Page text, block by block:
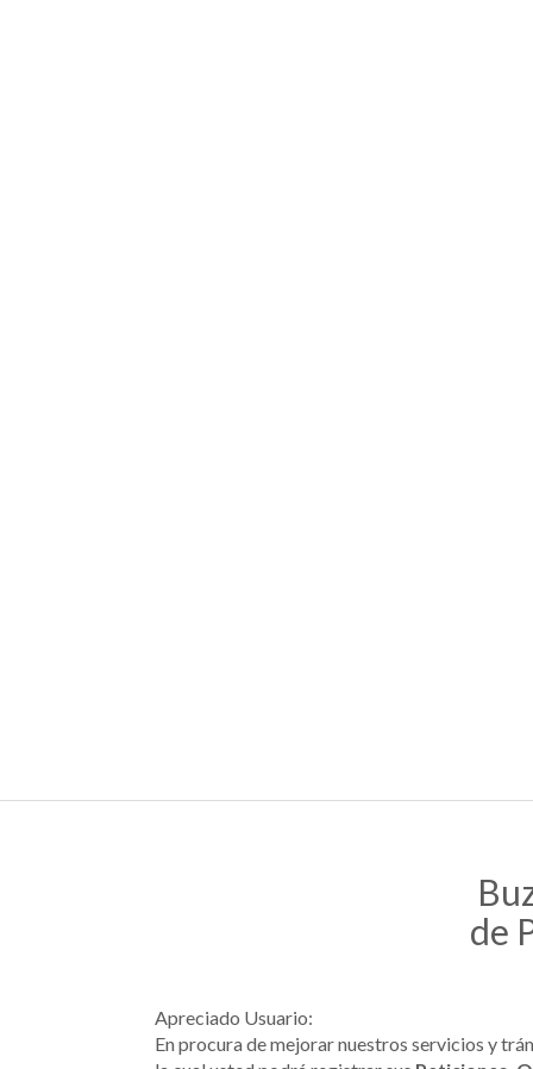
de
Apreciado Usuario:
En procura de mejorar nuestros servicios y